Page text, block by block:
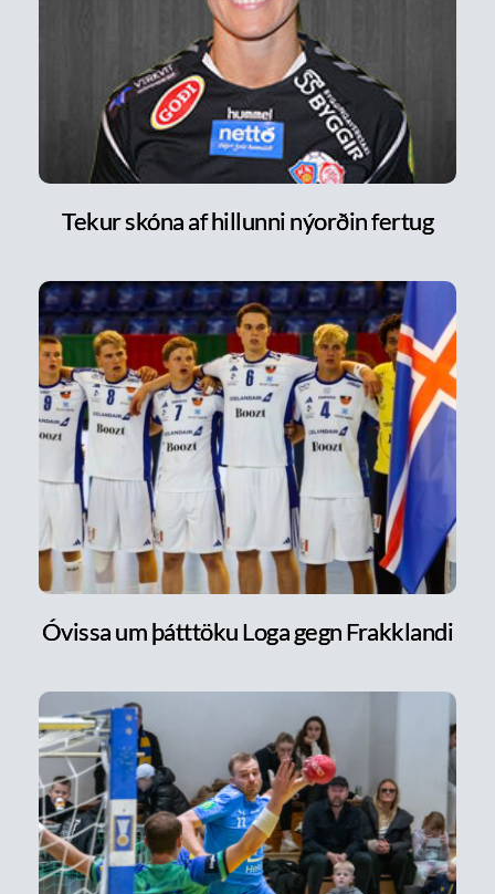
Tekur skóna af hillunni nýorðin fertug
Óvissa um þátttöku Loga gegn Frakklandi